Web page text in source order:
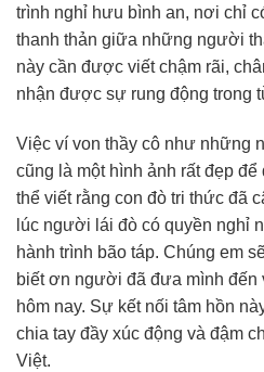
trình nghỉ hưu bình an, nơi chỉ
thanh thản giữa những người
này cần được viết chậm rãi,
nhận được sự rung động trong
Việc ví von thầy cô như những
cũng là một hình ảnh rất đẹp
thể viết rằng con đò tri thức đã
lúc người lái đò có quyền nghỉ
hành trình bão táp. Chúng em
biết ơn người đã đưa mình đến
hôm nay. Sự kết nối tâm hồn
chia tay đầy xúc động và đậm
Việt.